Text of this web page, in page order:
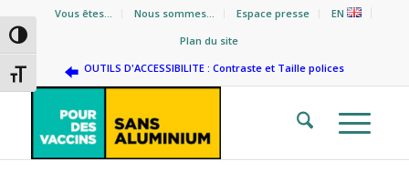
Passer en contraste élevé
Changer la taille de la police
Vous êtes… Nous sommes… Espace presse
EN
Plan du site
OUTILS D'ACCESSIBILITE : Contraste et Taille polices